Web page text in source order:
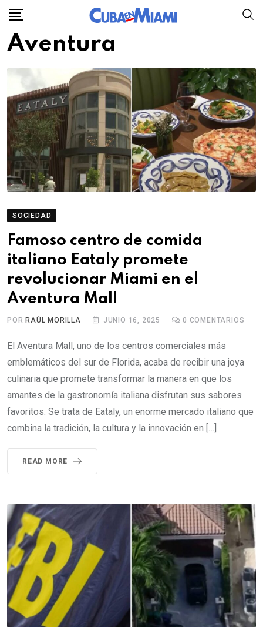
Skip
content
Aventura
SOCIEDAD
Famoso centro de comida
italiano Eataly promete
revolucionar Miami en el
Aventura Mall
POR RAÚL MORILLA JUNIO 16, 2025 0 COMENTARIOS
El Aventura Mall, uno de los centros comerciales más
emblemáticos del sur de Florida, acaba de recibir una joya
culinaria que promete transformar la manera en que los
amantes de la gastronomía italiana disfrutan sus sabores
favoritos. Se trata de Eataly, un enorme mercado italiano que
combina la tradición, la cultura y la innovación en […]
READ MORE